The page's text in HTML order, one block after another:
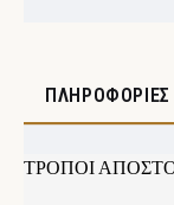
ΤΡΟΠΟΙ